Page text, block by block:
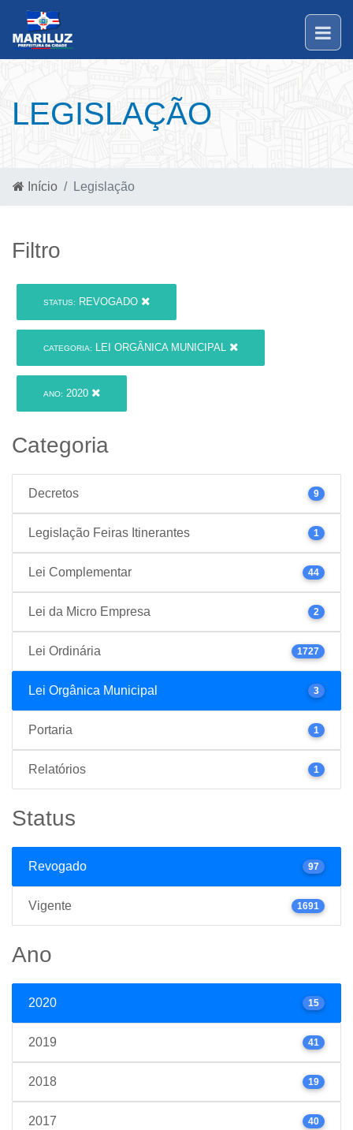
LEGISLAÇÃO
Início Legislação
Filtro
STATUS: REVOGADO
CATEGORIA: LEI ORGÂNICA MUNICIPAL
ANO: 2020
Categoria
Decretos 9
Legislação Feiras Itinerantes 1
Lei Complementar 44
Lei da Micro Empresa 2
Lei Ordinária 1727
Lei Orgânica Municipal 3
Portaria 1
Relatórios 1
Status
Revogado 97
Vigente 1691
Ano
2020 15
2019 41
2018 19
2017 40